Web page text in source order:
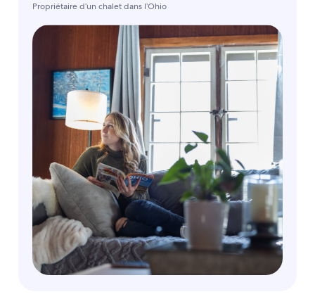
Propriétaire d’un chalet dans l’Ohio